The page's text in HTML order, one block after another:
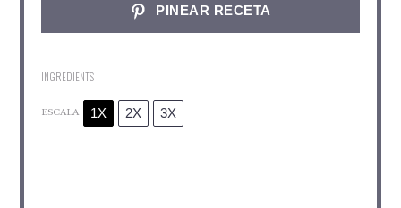
PINEAR RECETA
INGREDIENTS
ESCALA 1X 2X 3X